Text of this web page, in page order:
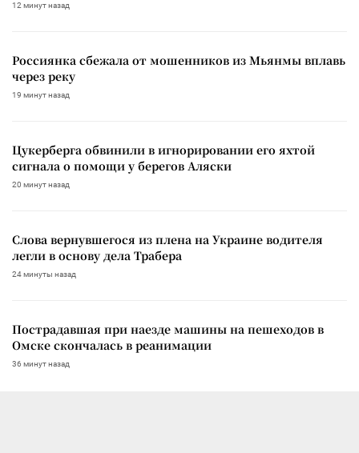
12 минут назад
Россиянка сбежала от мошенников из Мьянмы вплавь
через реку
19 минут назад
Цукерберга обвинили в игнорировании его яхтой
сигнала о помощи у берегов Аляски
20 минут назад
Слова вернувшегося из плена на Украине водителя
легли в основу дела Трабера
24 минуты назад
Пострадавшая при наезде машины на пешеходов в
Омске скончалась в реанимации
36 минут назад